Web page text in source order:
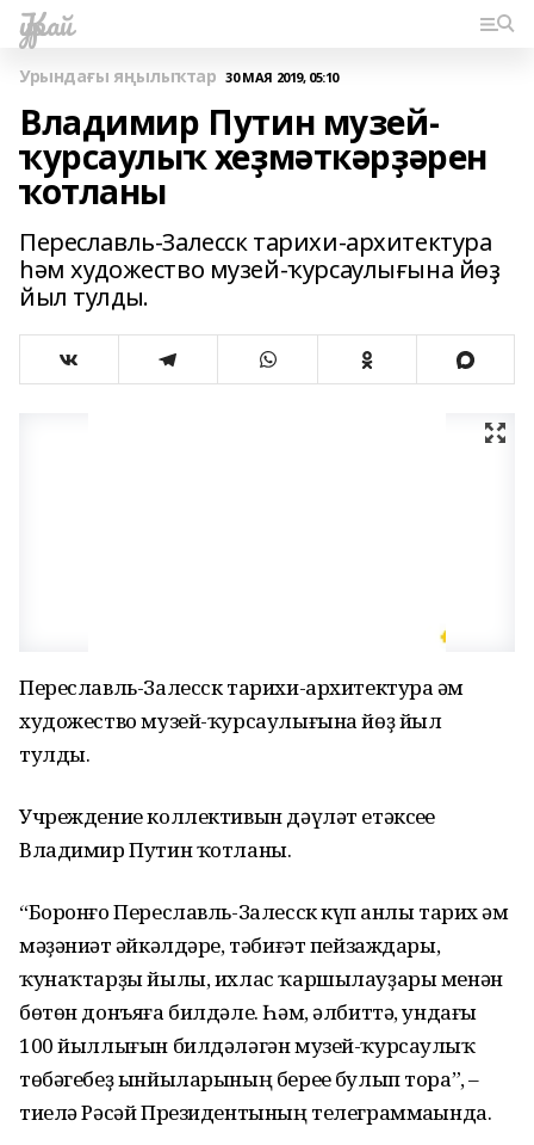
Ҡурай
Урындағы яңылыҡтар 30 МАЯ 2019, 05:10
Владимир Путин музей-
ҡурсаулыҡ хеҙмәткәрҙәрен
ҡотланы
Переславль-Залесск тарихи-архитектура
һәм художество музей-ҡурсаулығына йөҙ
йыл тулды.
Переславль-Залесск тарихи-архитектура һәм
художество музей-ҡурсаулығына йөҙ йыл
тулды.
Учреждение коллективын дәүләт етәксеһе
Владимир Путин ҡотланы.
“Боронғо Переславль-Залесск күп һанлы тарих һәм
мәҙәниәт һәйкәлдәре, тәбиғәт пейзаждары,
ҡунаҡтарҙы йылы, ихлас ҡаршылауҙары менән
бөтөн донъяға билдәле. Һәм, әлбиттә, ундағы
100 йыллығын билдәләгән музей-ҡурсаулыҡ
төбәгебеҙ ынйыларының береһе булып тора”, –
тиелә Рәсәй Президентының телеграммаһында.